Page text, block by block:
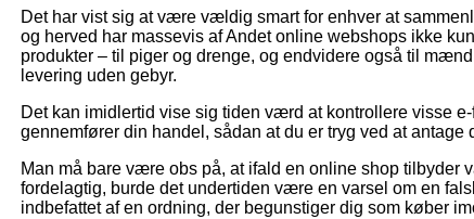
Det har vist sig at være vældig smart for enhver at
og herved har massevis af Andet online webshops ikke
produkter – til piger og drenge, og endvidere også til
levering uden gebyr.
Det kan imidlertid vise sig tiden værd at kontrollere visse
gennemfører din handel, sådan at du er tryg ved at antage
Man må bare være obs på, at ifald en online shop tilbyder
fordelagtig, burde det undertiden være en varsel om en
indbefattet af en ordning, der begunstiger dig som køber